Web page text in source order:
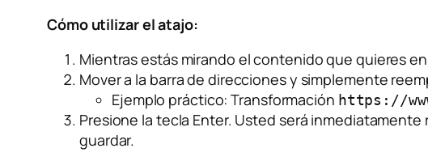
Cómo utilizar el atajo:
Mientras estás mirando el contenido que quieres
Mover a la barra de direcciones y simplemente
Ejemplo práctico: Transformación https://
Presione la tecla Enter. Usted será
guardar.